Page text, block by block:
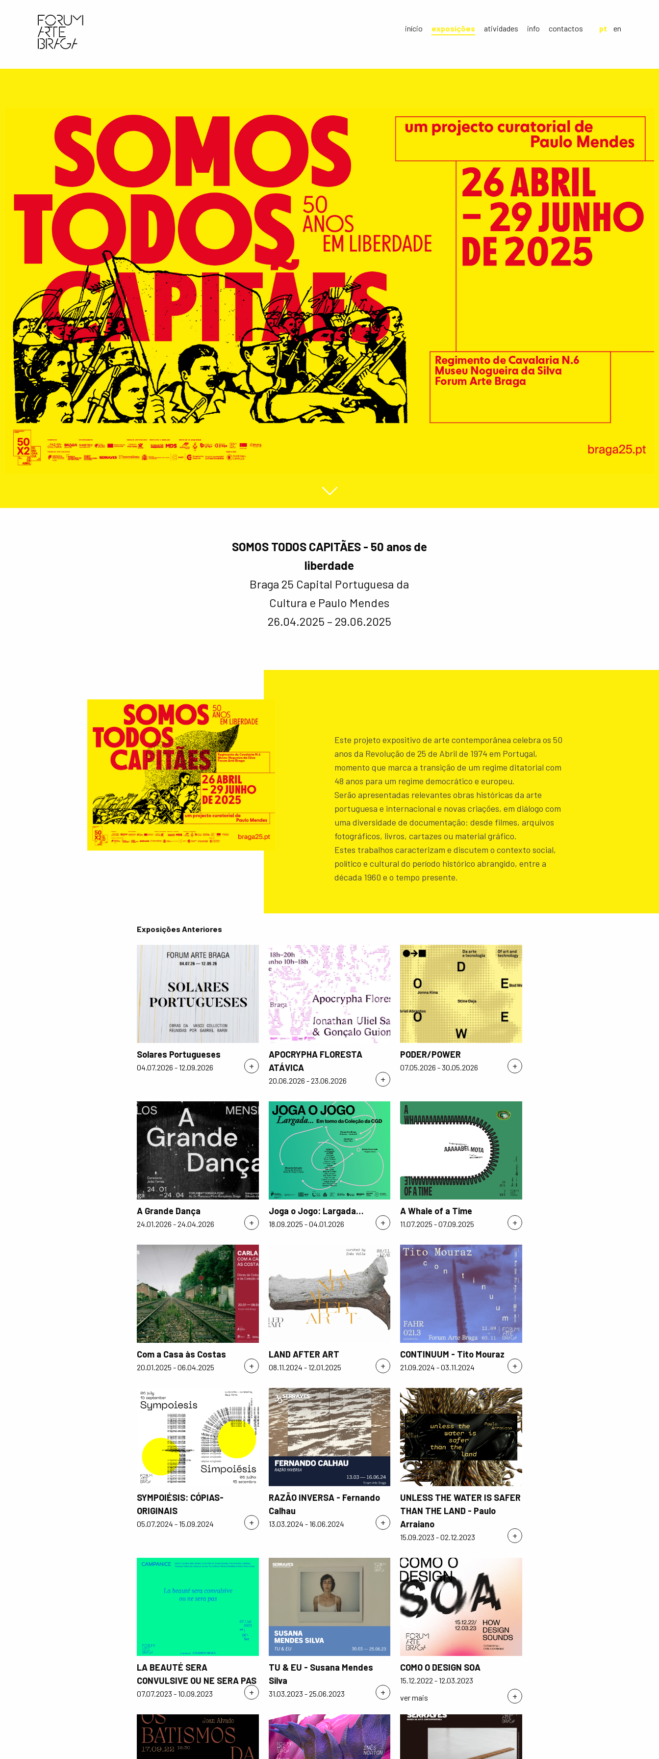
início exposições atividades info contactos pt en
SOMOS TODOS CAPITÃES - 50 anos de
liberdade
Braga 25 Capital Portuguesa da
Cultura e Paulo Mendes
26.04.2025 – 29.06.2025
Este projeto expositivo de arte contemporânea celebra os 50
anos da Revolução de 25 de Abril de 1974 em Portugal,
momento que marca a transição de um regime ditatorial com
48 anos para um regime democrático e europeu.
Serão apresentadas relevantes obras históricas da arte
portuguesa e internacional e novas criações, em diálogo com
uma diversidade de documentação: desde filmes, arquivos
fotográficos, livros, cartazes ou material gráfico.
Estes trabalhos caracterizam e discutem o contexto social,
político e cultural do período histórico abrangido, entre a
década 1960 e o tempo presente.
Exposições Anteriores
+
Solares Portugueses
04.07.2026 - 12.09.2026
+
APOCRYPHA FLORESTA
ATÁVICA
20.06.2026 - 23.06.2026
+
PODER/POWER
07.05.2026 - 30.05.2026
+
A Grande Dança
24.01.2026 - 24.04.2026 +
Joga o Jogo: Largada…
18.09.2025 - 04.01.2026 +
A Whale of a Time
11.07.2025 - 07.09.2025
+
Com a Casa às Costas
20.01.2025 - 06.04.2025 +
LAND AFTER ART
08.11.2024 - 12.01.2025 +
CONTINUUM - Tito Mouraz
21.09.2024 - 03.11.2024
+
SYMPOIÉSIS: CÓPIAS-
ORIGINAIS
05.07.2024 - 15.09.2024 +
RAZÃO INVERSA - Fernando
Calhau
13.03.2024 - 16.06.2024
+
UNLESS THE WATER IS SAFER
THAN THE LAND - Paulo
Arraiano
15.09.2023 - 02.12.2023
+
LA BEAUTÉ SERA
CONVULSIVE OU NE SERA PAS
07.07.2023 - 10.09.2023 +
TU & EU - Susana Mendes
Silva
31.03.2023 - 25.06.2023 +
COMO O DESIGN SOA
15.12.2022 - 12.03.2023
ver mais